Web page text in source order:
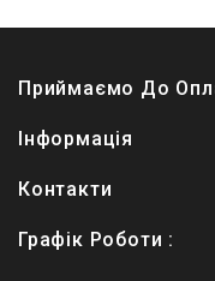
Приймаємо До
Інформація
Контакти
Графік Роботи :